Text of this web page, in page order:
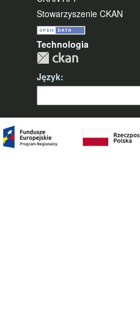
Stowarzyszenie CKAN
Technologia
Język